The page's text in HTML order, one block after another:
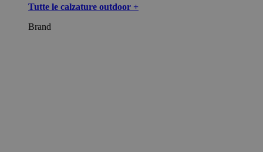
Tutte le calzature outdoor +
Brand